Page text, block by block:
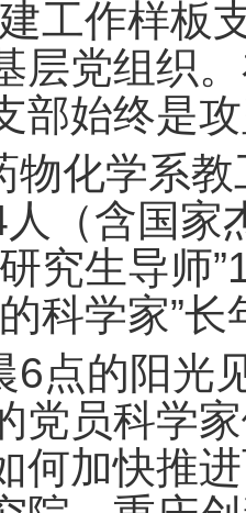
工作样板
层党组织
部始终是
物化学系
（含国家
究生导师
科学家”
6点的阳光
党员科学
何加快推